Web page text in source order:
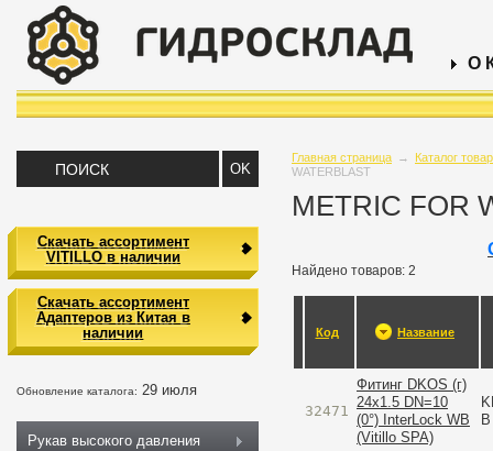
О
Главная страница →
Каталог
WATERBLAST
METRIC FOR
Найдено товаров: 2
Код Название
32471
Фитинг DKOS (г)
24x1.5 DN=10
(0°) InterLock WB
(Vitillo SPA)
B
Скачать ассортимент
VITILLO в наличии
Скачать ассортимент
Адаптеров из Китая в
наличии
Обновление каталога: 29 июля
Рукав высокого давления